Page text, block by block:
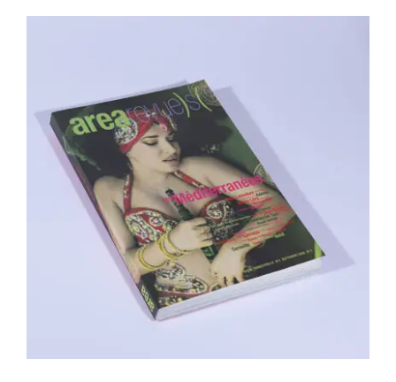
Area revue n°5 – Les Méditerranées